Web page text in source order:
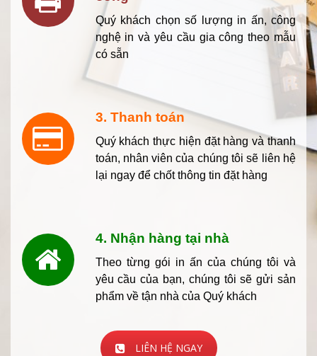
Quý khách chọn số lượng in ấn, công
nghệ in và yêu cầu gia công theo mẫu
có sẵn
3. Thanh toán
Quý khách thực hiện đặt hàng và thanh
toán, nhân viên của chúng tôi sẽ liên hệ
lại ngay để chốt thông tin đặt hàng
4. Nhận hàng tại nhà
Theo từng gói in ấn của chúng tôi và
yêu cầu của bạn, chúng tôi sẽ gửi sản
phẩm về tận nhà của Quý khách
LIÊN HỆ NGAY